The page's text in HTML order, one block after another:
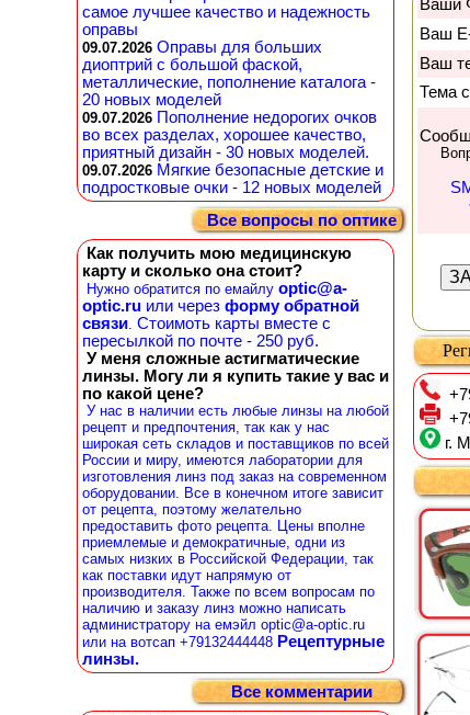
самое лучшее качество и надежность
оправы
09.07.2026 Оправы для больших
диоптрий с большой фаской,
металлические, пополнение каталога -
20 новых моделей
09.07.2026 Пополнение недорогих очков
во всех разделах, хорошее качество,
приятный дизайн - 30 новых моделей.
09.07.2026 Мягкие безопасные детские и
подростковые очки - 12 новых моделей
Все вопросы по оптике
Как получить мою медицинскую
карту и сколько она стоит?
Нужно обратится по емайлу optic@a-
optic.ru или через форму обратной
связи. Стоимоть карты вместе с
пересылкой по почте - 250 руб.
У меня сложные астигматические
линзы. Могу ли я купить такие у вас и
по какой цене?
У нас в наличии есть любые линзы на любой
рецепт и предпочтения, так как у нас
широкая сеть складов и поставщиков по всей
России и миру, имеются лаборатории для
изготовления линз под заказ на современном
оборудовании. Все в конечном итоге зависит
от рецепта, поэтому желательно
предоставить фото рецепта. Цены вполне
приемлемые и демократичные, одни из
самых низких в Российской Федерации, так
как поставки идут напрямую от
производителя. Также по всем вопросам по
наличию и заказу линз можно написать
администратору на емэйл optic@a-optic.ru
или на вотсап +79132444448 Рецептурные
линзы.
Все комментарии
Ваши
Ваш
Ваш
Тема
г.